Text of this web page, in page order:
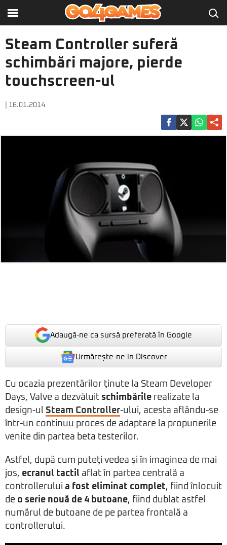
Steam Controller suferă
schimbări majore, pierde
touchscreen-ul
| 16.01.2014
Adaugă-ne ca sursă preferată în Google
Urmărește-ne in Discover
Cu ocazia prezentărilor ţinute la Steam Developer
Days, Valve a dezvăluit schimbările realizate la
design-ul Steam Controller-ului, acesta aflându-se
într-un continuu proces de adaptare la propunerile
venite din partea beta testerilor.
Astfel, după cum puteţi vedea şi în imaginea de mai
jos, ecranul tactil aflat în partea centrală a
controllerului a fost eliminat complet, fiind înlocuit
de o serie nouă de 4 butoane, fiind dublat astfel
numărul de butoane de pe partea frontală a
controllerului.